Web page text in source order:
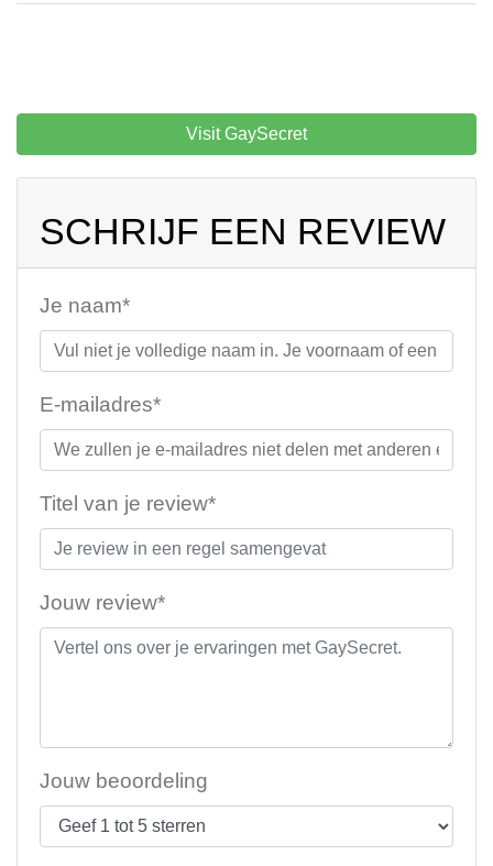
Visit GaySecret
SCHRIJF EEN REVIEW
Je naam*
E-mailadres*
Titel van je review*
Jouw review*
Jouw beoordeling